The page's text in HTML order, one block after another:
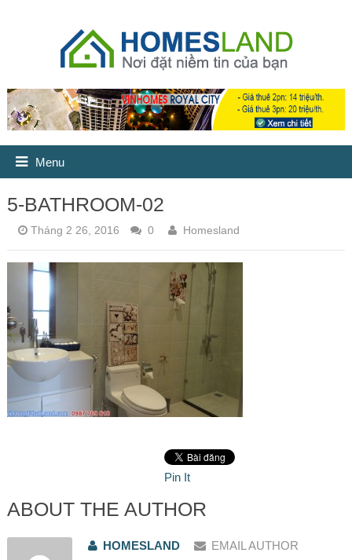
Menu
5-BATHROOM-02
Tháng 2 26, 2016 0 Homesland
Pin It
ABOUT THE AUTHOR
HOMESLAND EMAIL AUTHOR